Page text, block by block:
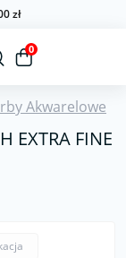
zł
0
Akwarelowe
EXTRA FINE